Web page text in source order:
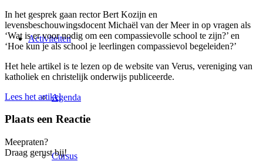
Activiteiten
Agenda
Cursus
In het gesprek gaan rector Bert Kozijn en
levensbeschouwingsdocent Michaël van der Meer in op vragen als
‘Wat is er voor nodig om een compassievolle school te zijn?’ en
‘Hoe kun je als school je leerlingen compassievol begeleiden?’
Het hele artikel is te lezen op de website van Verus, vereniging van
katholiek en christelijk onderwijs publiceerde.
Lees het artikel
Plaats een Reactie
Meepraten?
Draag gerust bij!